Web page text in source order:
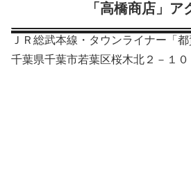
「高橋商店」ア
ＪＲ総武本線・タウンライナー「
千葉県千葉市若葉区桜木北２－１０